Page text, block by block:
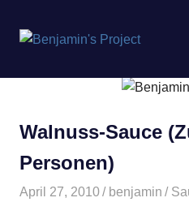
springen
Walnuss-Sauce
Personen)
April 27, 2010 benjamin